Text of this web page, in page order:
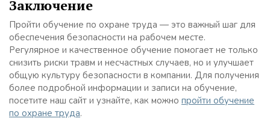
Заключение
Пройти обучение по охране труда — это важный шаг для
обеспечения безопасности на рабочем месте.
Регулярное и качественное обучение помогает не только
снизить риски травм и несчастных случаев, но и улучшает
общую культуру безопасности в компании. Для получения
более подробной информации и записи на обучение,
посетите наш сайт и узнайте, как можно пройти обучение
по охране труда.